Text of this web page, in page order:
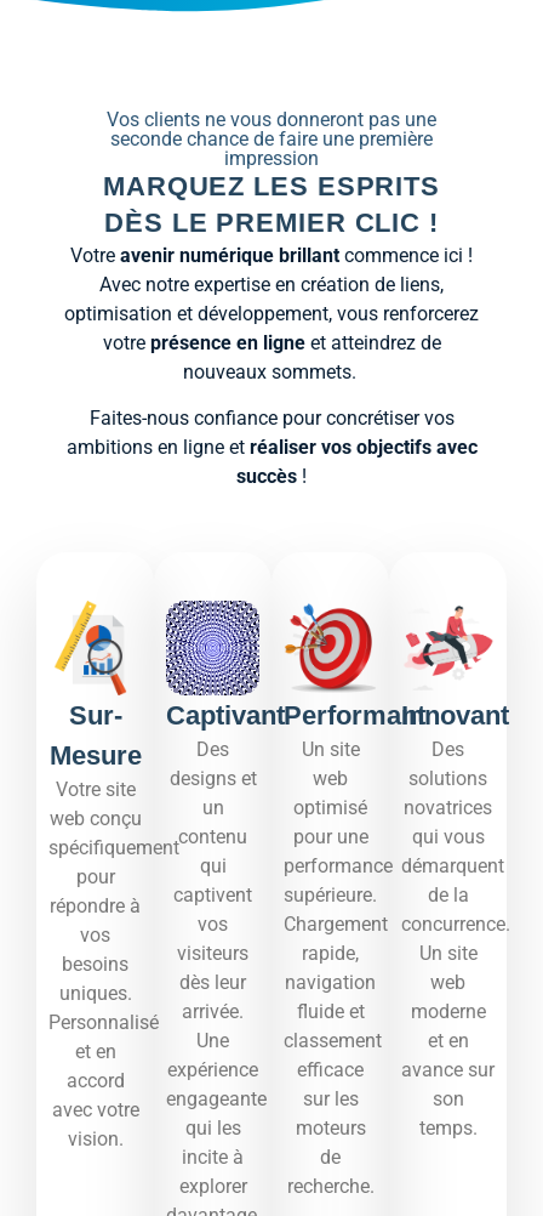
Vos clients ne vous donneront pas une
seconde chance de faire une première
impression
MARQUEZ LES ESPRITS
DÈS LE PREMIER CLIC !
Votre avenir numérique brillant commence ici !
Avec notre expertise en création de liens,
optimisation et développement, vous renforcerez
votre présence en ligneet atteindrez de
nouveaux sommets.
Faites-nous confiance pour concrétiser vos
ambitions en ligne et réaliser vos objectifs avec
succès !
Sur-
Mesure
Votre site
web conçu
spécifiquement
pour
répondre à
vos
besoins
uniques.
Personnalisé
et en
accord
avec votre
vision.
Captivant
Des
designs et
un
contenu
qui
captivent
vos
visiteurs
dès leur
arrivée.
Une
expérience
engageante
qui les
incite à
explorer
Performant
Un site
web
optimisé
pour une
performance
supérieure.
Chargement
rapide,
navigation
fluide et
classement
efficace
sur les
moteurs
de
recherche.​
Innovant
Des
solutions
novatrices
qui vous
démarquent
de la
concurrence.
Un site
web
moderne
et en
avance sur
son
temps.​